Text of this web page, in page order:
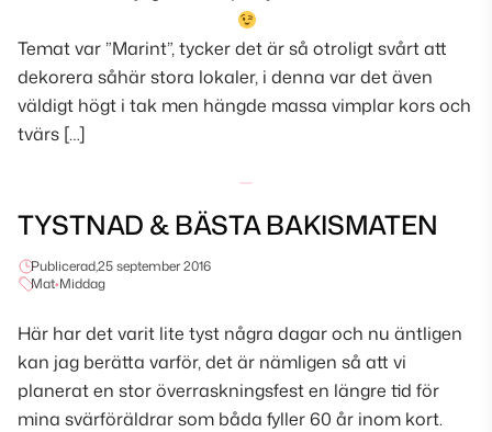
Temat var ”Marint”, tycker det är så otroligt svårt att
dekorera såhär stora lokaler, i denna var det även
väldigt högt i tak men hängde massa vimplar kors och
tvärs […]
TYSTNAD & BÄSTA BAKISMATEN
Publicerad,25 september 2016
Mat•Middag
Här har det varit lite tyst några dagar och nu äntligen
kan jag berätta varför, det är nämligen så att vi
planerat en stor överraskningsfest en längre tid för
mina svärföräldrar som båda fyller 60 år inom kort.